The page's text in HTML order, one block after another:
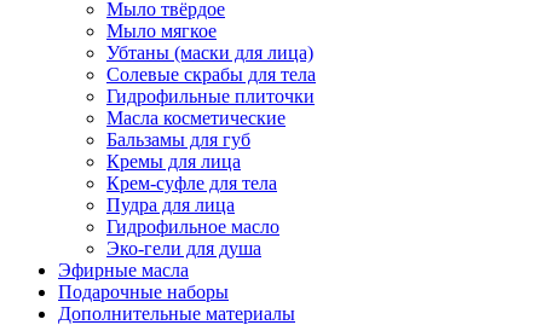
Мыло твёрдое
Мыло мягкое
Убтаны (маски для лица)
Солевые скрабы для тела
Гидрофильные плиточки
Масла косметические
Бальзамы для губ
Кремы для лица
Крем-суфле для тела
Пудра для лица
Гидрофильное масло
Эко-гели для душа
Эфирные масла
Подарочные наборы
Дополнительные материалы